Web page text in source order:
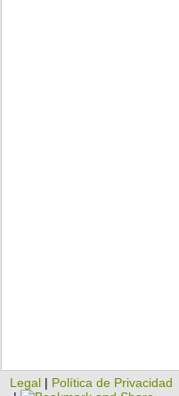
Legal | Política de Privacidad